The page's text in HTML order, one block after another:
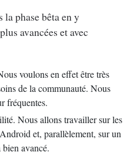
la phase bêta en y
avancées et avec
voulons en effet être très
de la communauté. Nous
fréquentes.
Nous allons travailler sur les
et, parallèlement, sur un
avancé.